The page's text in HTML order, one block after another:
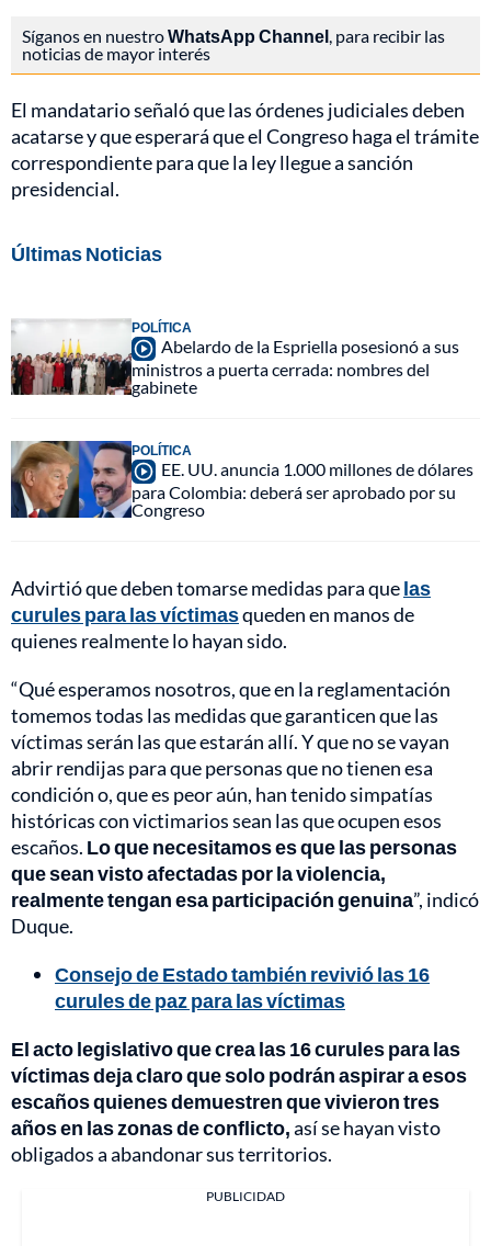
Síganos en nuestroWhatsApp Channel , para recibir las
noticias de mayor interés
El mandatario señaló que las órdenes judiciales deben
acatarse y que esperará que el Congreso haga el trámite
correspondiente para que la ley llegue a sanción
presidencial.
Últimas Noticias
POLÍTICA
Abelardo de la Espriella posesionó a sus
ministros a puerta cerrada: nombres del
gabinete
POLÍTICA
EE. UU. anuncia 1.000 millones de dólares
para Colombia: deberá ser aprobado por su
Congreso
Advirtió que deben tomarse medidas para quelas
curules para las víctimasqueden en manos de
quienes realmente lo hayan sido.
“Qué esperamos nosotros, que en la reglamentación
tomemos todas las medidas que garanticen que las
víctimas serán las que estarán allí. Y que no se vayan
abrir rendijas para que personas que no tienen esa
condición o, que es peor aún, han tenido simpatías
históricas con victimarios sean las que ocupen esos
escaños. Lo que necesitamos es que las personas
que sean visto afectadas por la violencia,
realmente tengan esa participación genuina”, indicó
Duque.
Consejo de Estado también revivió las 16
curules de paz para las víctimas
El acto legislativo que crea las 16 curules para las
víctimas deja claro que solo podrán aspirar a esos
escaños quienes demuestren que vivieron tres
años en las zonas de conflicto,así se hayan visto
obligados a abandonar sus territorios.
PUBLICIDAD